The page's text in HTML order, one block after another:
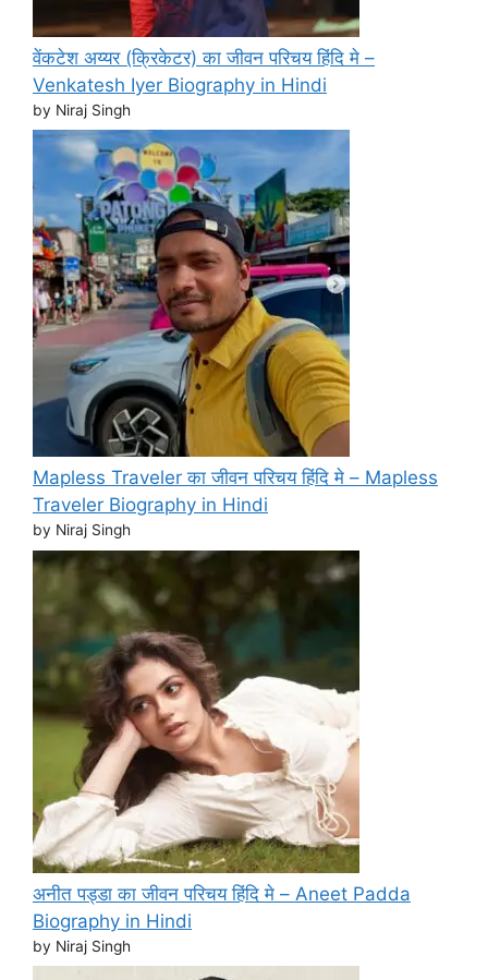
वेंकटेश अय्यर (क्रिकेटर) का जीवन परिचय हिंदि मे –
Venkatesh Iyer Biography in Hindi
by Niraj Singh
Mapless Traveler का जीवन परिचय हिंदि मे – Mapless
Traveler Biography in Hindi
by Niraj Singh
अनीत पड्डा का जीवन परिचय हिंदि मे – Aneet Padda
Biography in Hindi
by Niraj Singh